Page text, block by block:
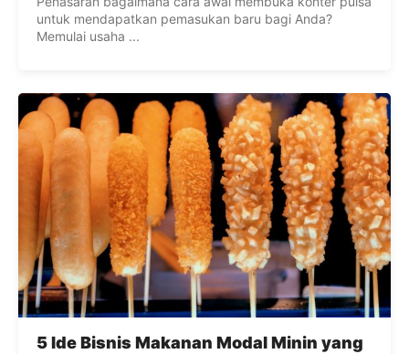
untuk mendapatkan pemasukan baru bagi Anda?
Memulai usaha ...
5 Ide Bisnis Makanan Modal Minin yang